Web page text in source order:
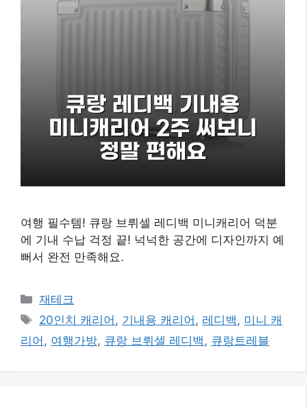
여행 필수템! 큐랑 브뤼셀 레디백 미니캐리어 덕분
에 기내 수납 걱정 끝! 넉넉한 공간에 디자인까지 예
뻐서 완전 만족해요.
카
테
리
재테크
태
그
20인치 캐리어 , 기내용 캐리어 , 레디백 , 미니 캐
리어 , 여행가방, 큐랑 브뤼셀 레디백 , 큐랑트레블